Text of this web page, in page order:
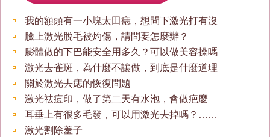
我的額頭有一小塊太田痣，想問下激光打有沒
臉上激光脫毛被灼傷，請問要怎麼辦？
膨體做的下巴能安全用多久？可以做美容操嗎
激光去雀斑，為什麼不讓做，到底是什麼道理
關於激光去痣的恢復問題
激光祛痘印，做了第二天有水泡，會做疤麼
耳垂上有很多毛發，可以用激光去掉嗎？……
激光割除羞子